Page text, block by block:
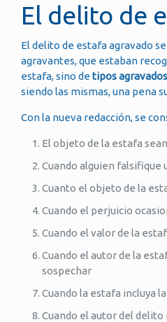
El delito de
El delito de estafa agravado
agravantes, que estaban
estafa, sino detipos
siendo las mismas, una pena
Con la nueva redacción, se
El objeto de la estafa
Cuando alguien
Cuanto el objeto de la
Cuando el perjuicio
Cuando el valor de la
Cuando el autor de la
sospechar
Cuando la estafa incluya
Cuando el autor del